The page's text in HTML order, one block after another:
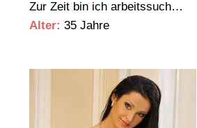
Zur Zeit bin ich arbeitssuch…
Alter: 35 Jahre